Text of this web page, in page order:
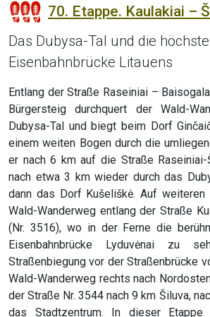
70. Etappe. Kaulakiai –
Das Dubysa-Tal und die höchste
Eisenbahnbrücke Litauens
Entlang der Straße Raseiniai –
Bürgersteig durchquert der Wald-
Dubysa-Tal und biegt beim Dorf
einem weiten Bogen durch die
er nach 6 km auf die Straße Raseiniai-
nach etwa 3 km wieder durch das
dann das Dorf Kušeliškė. Auf
Wald-Wanderweg entlang der Straße
(Nr. 3516), wo in der Ferne die
Eisenbahnbrücke Lyduvėnai zu
Straßenbiegung vor der Straßenbrücke
Wald-Wanderweg rechts nach
der Straße Nr. 3544 nach 9 km Šiluva,
das Stadtzentrum. In dieser